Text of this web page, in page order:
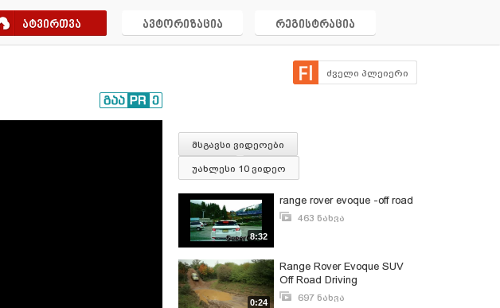
ატვირთვა ავტორიზაცია რეგისტრაცია
ძველი პლეიერი
მსგავსი ვიდეოები
უახლესი 10 ვიდეო
8:32
range rover evoque -off road
463 ნახვა
0:24
Range Rover Evoque SUV
Off Road Driving
697 ნახვა